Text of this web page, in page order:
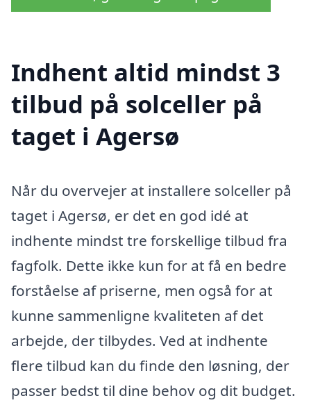
Indhent altid mindst 3
tilbud på solceller på
taget i Agersø
Når du overvejer at installere solceller på
taget i Agersø, er det en god idé at
indhente mindst tre forskellige tilbud fra
fagfolk. Dette ikke kun for at få en bedre
forståelse af priserne, men også for at
kunne sammenligne kvaliteten af det
arbejde, der tilbydes. Ved at indhente
flere tilbud kan du finde den løsning, der
passer bedst til dine behov og dit budget.